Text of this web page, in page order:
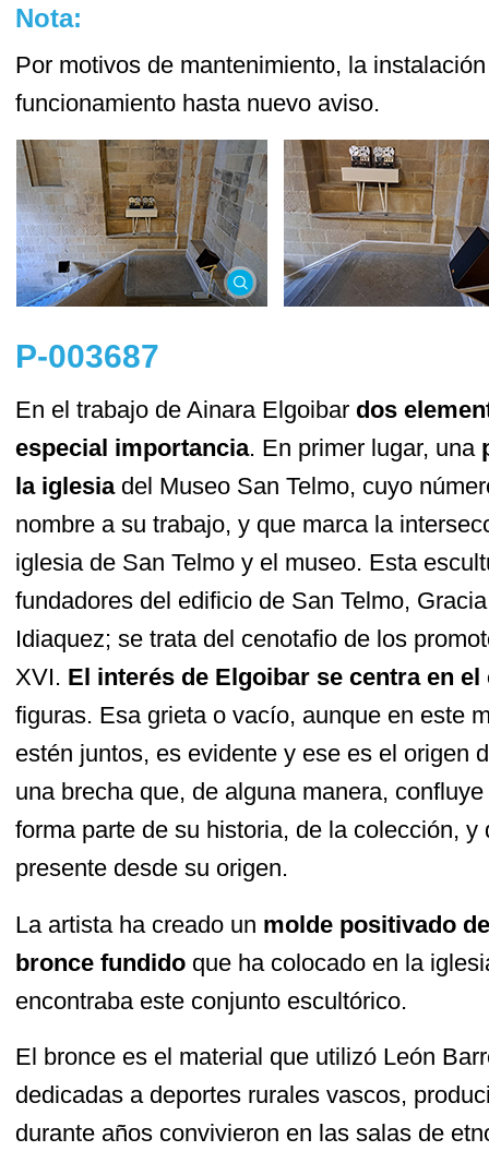
Nota:
Por motivos de mantenimiento, la
funcionamiento hasta nuevo aviso.
P-003687
En el trabajo de Ainara Elgoibar dos
especial importancia. En primer lugar, una
la iglesiadel Museo San Telmo, cuyo
nombre a su trabajo, y que marca la
iglesia de San Telmo y el museo. Esta
fundadores del edificio de San Telmo,
Idiaquez; se trata del cenotafio de los
XVI. El interés de Elgoibar se centra en el
figuras. Esa grieta o vacío, aunque en este
estén juntos, es evidente y ese es el origen
una brecha que, de alguna manera,
forma parte de su historia, de la colección,
presente desde su origen.
La artista ha creado un molde positivado
bronce fundido que ha colocado en la
encontraba este conjunto escultórico.
El bronce es el material que utilizó León
dedicadas a deportes rurales vascos,
durante años convivieron en las salas de